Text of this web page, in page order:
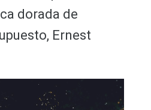
dorada de
Ernest